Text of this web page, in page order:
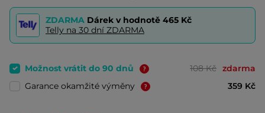
ZDARMA Dárek v hodnotě 465 Kč
Telly na 30 dní ZDARMA
Možnost vrátit do 90 dnů 108 Kč zdarma
Garance okamžité výměny
359 Kč